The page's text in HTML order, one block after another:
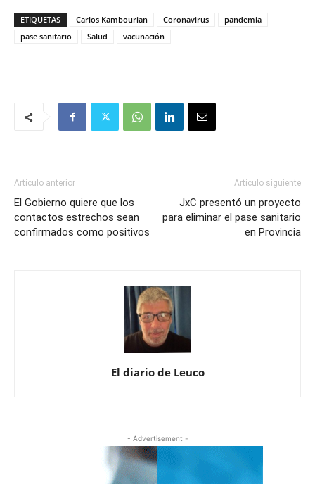
ETIQUETAS Carlos Kambourian Coronavirus
pandemia
pase sanitario
Salud vacunación
Artículo anterior
El Gobierno quiere que los
contactos estrechos sean
confirmados como positivos
Artículo siguiente
JxC presentó un proyecto
para eliminar el pase sanitario
en Provincia
El diario de Leuco
- Advertisement -